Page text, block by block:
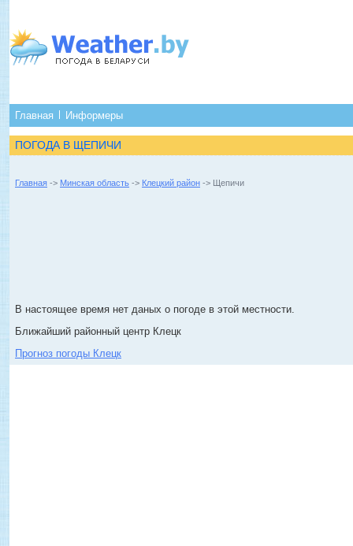
Главная Информеры
ПОГОДА В ЩЕПИЧИ
Главная -> Минская область -> Клецкий район -> Щепичи
В настоящее время нет даных о погоде в этой местности.
Ближайший районный центр Клецк
Прогноз погоды Клецк